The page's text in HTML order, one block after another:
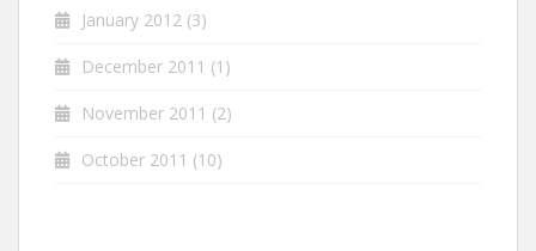
January 2012 (3)
December 2011 (1)
November 2011 (2)
October 2011 (10)